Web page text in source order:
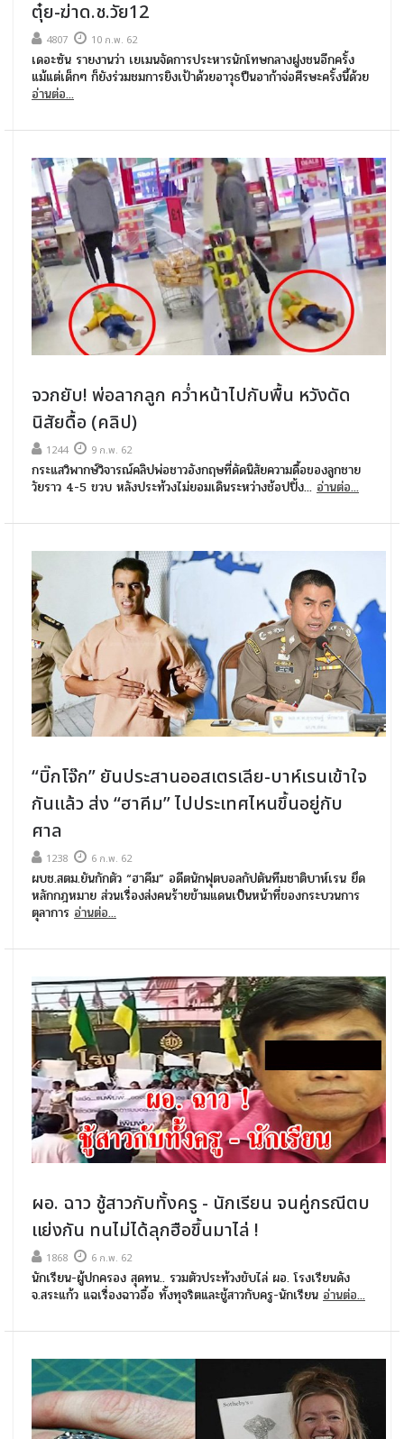
ตุ๋ย-ฆ่าด.ช.วัย12
4807 10 ก.พ. 62
เดอะซัน รายงานว่า เยเมนจัดการประหารนักโทษกลางฝูงชนอีกครั้ง
แม้แต่เด็กๆ ก็ยังร่วมชมการยิงเป้าด้วยอาวุธปืนอาก้าจ่อศีรษะครั้งนี้ด้วย
อ่านต่อ...
จวกยับ! พ่อลากลูก คว่ำหน้าไปกับพื้น หวังดัด
นิสัยดื้อ (คลิป)
1244 9 ก.พ. 62
กระแสวิพากษ์วิจารณ์คลิปพ่อชาวอังกฤษที่ดัดนิสัยความดื้อของลูกชาย
วัยราว 4-5 ขวบ หลังประท้วงไม่ยอมเดินระหว่างช้อปปิ้ง... อ่านต่อ...
“บิ๊กโจ๊ก” ยันประสานออสเตรเลีย-บาห์เรนเข้าใจ
กันแล้ว ส่ง “ฮาคีม” ไปประเทศไหนขึ้นอยู่กับ
ศาล
1238 6 ก.พ. 62
ผบช.สตม.ยันกักตัว “ฮาคีม” อดีตนักฟุตบอลกัปตันทีมชาติบาห์เรน ยึด
หลักกฎหมาย ส่วนเรื่องส่งคนร้ายข้ามแดนเป็นหน้าที่ของกระบวนการ
ตุลาการ อ่านต่อ...
ผอ. ฉาว ชู้สาวกับทั้งครู - นักเรียน จนคู่กรณีตบ
แย่งกัน ทนไม่ได้ลุกฮือขึ้นมาไล่ !
1868 6 ก.พ. 62
นักเรียน-ผู้ปกครอง สุดทน.. รวมตัวประท้วงขับไล่ ผอ. โรงเรียนดัง
จ.สระแก้ว แฉเรื่องฉาวอื้อ ทั้งทุจริตและชู้สาวกับครู-นักเรียน อ่านต่อ...